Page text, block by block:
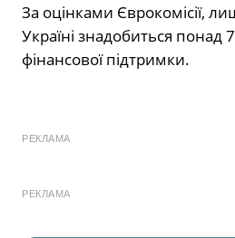
За оцінками Єврокомісії,
Україні знадобиться понад
фінансової підтримки.
РЕКЛАМА
РЕКЛАМА